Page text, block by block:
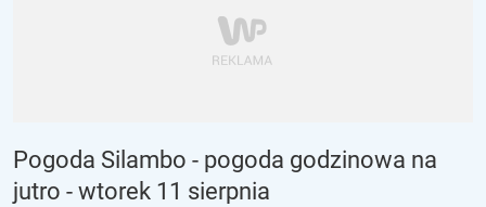
Pogoda Silambo - pogoda godzinowa na
jutro - wtorek 11 sierpnia